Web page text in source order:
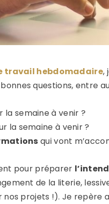
travail hebdomadaire,
questions, entre
la semaine à venir ?
la semaine à venir ?
qui vont
pour préparer
de la literie,
projets !). Je repère